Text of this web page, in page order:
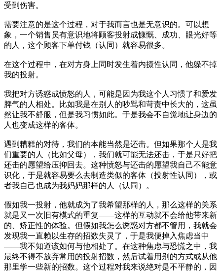
受到伤害。
需要注意的是这个过程，对于我而言也是无意识的。可以想
象，一个销售员有意识地将顾客投射成慷慨、成功、眼光好等
的人，这个顾客下单付钱（认同）就容易很多。
在这个过程中，在对方身上同时发生着内摄性认同，他躲不掉
我的投射。
我把对方诱惑成愤怒的人，可能是因为我这个人习惯了和爱发
脾气的人相处。比如我是在别人的吵骂和苛责中长大的，这虽
然让我不舒服，但是我习惯如此。于是我会不自觉地让身边的
人也变成这样的客体。
遇到糟糕的对待，我们的本能当然是还击。但如果那个人是我
们重要的人（比如父母），我们就可能无法还击，于是只好把
还击的愿望给压抑回去。这种愤怒与还击的愿望我自己不能意
识化，于是就容易要么去制造类似的客体（投射性认同），或
者我自己也成为我妈妈那样的人（认同）。
假如我一投射，他就成为了我希望那样的人，那么这样的关系
就是又一次旧有模式的重复——这样的互动就不会给他带来新
的、矫正性的体验。但假如我怎么诱惑对方都不管用，我就会
发现我一直赖以生存的招数失灵了，于是我便掉入焦虑当中
——我不知道该如何与他相处了。在这种焦虑与恐慌之中，我
最终不得不放弃常用的投射招数，然后试着用别的方式或从他
那里学一些新的招数。这个过程对我来说绝对是不平静的，因